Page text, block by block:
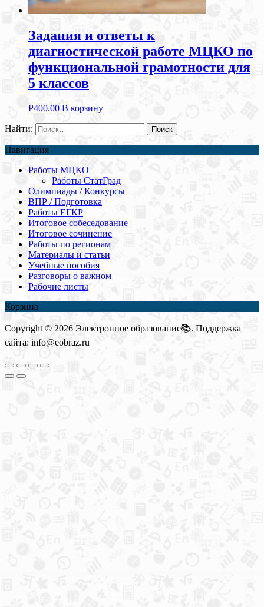
Задания и ответы к
диагностической работе МЦКО по
функциональной грамотности для
5 классов
Р400.00 В корзину
Найти:
Навигация
Работы МЦКО
Работы СтатГрад
Олимпиады / Конкурсы
ВПР / Подготовка
Работы ЕГКР
Итоговое собеседование
Итоговое сочинение
Работы по регионам
Материалы и статьи
Учебные пособия
Разговоры о важном
Рабочие листы
Корзина
Copyright © 2026 Электронное образование📚. Поддержка
сайта: info@eobraz.ru